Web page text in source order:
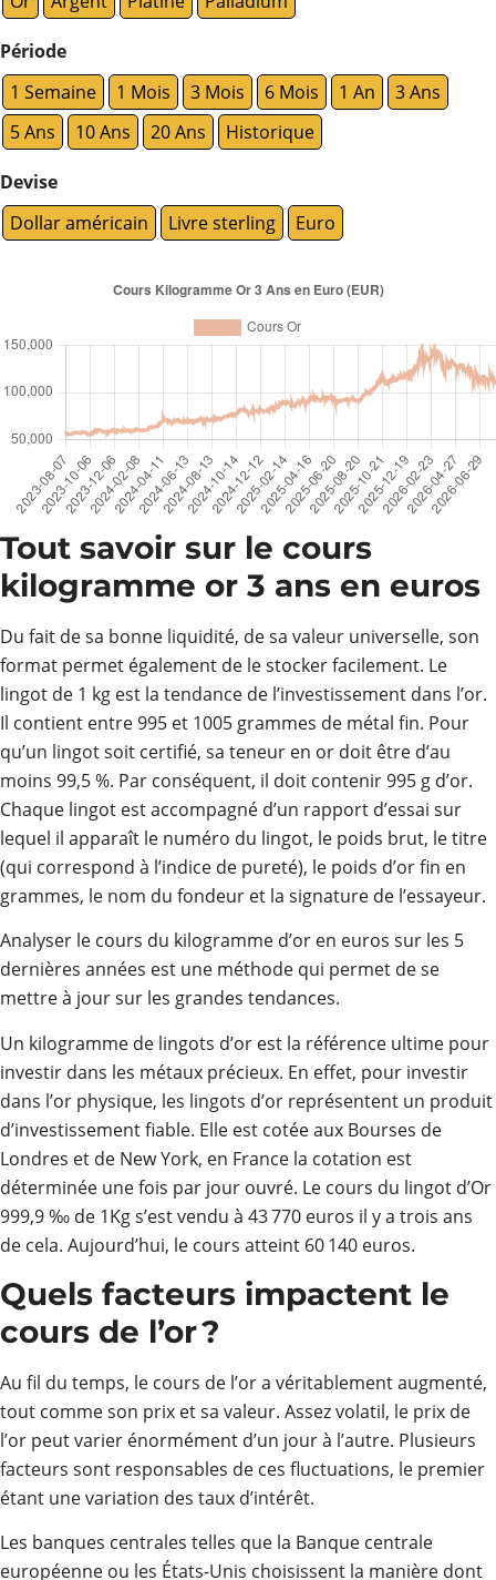
Période
1 Semaine
1 Mois 3 Mois 6 Mois 1 An
3 Ans
5 Ans
10 Ans 20 Ans Historique
Devise
Dollar américain
Livre sterling Euro
Tout savoir sur le cours
kilogramme or 3 ans en euros
Du fait de sa bonne liquidité, de sa valeur universelle, son
format permet également de le stocker facilement. Le
lingot de 1 kg est la tendance de l’investissement dans l’or.
Il contient entre 995 et 1005 grammes de métal fin. Pour
qu’un lingot soit certifié, sa teneur en or doit être d’au
moins 99,5 %. Par conséquent, il doit contenir 995 g d’or.
Chaque lingot est accompagné d’un rapport d’essai sur
lequel il apparaît le numéro du lingot, le poids brut, le titre
(qui correspond à l’indice de pureté), le poids d’or fin en
grammes, le nom du fondeur et la signature de l’essayeur.
Analyser le cours du kilogramme d’or en euros sur les 5
dernières années est une méthode qui permet de se
mettre à jour sur les grandes tendances.
Un kilogramme de lingots d’or est la référence ultime pour
investir dans les métaux précieux. En effet, pour investir
dans l’or physique, les lingots d’or représentent un produit
d’investissement fiable. Elle est cotée aux Bourses de
Londres et de New York, en France la cotation est
déterminée une fois par jour ouvré. Le cours du lingot d’Or
999,9 ‰ de 1Kg s’est vendu à 43 770 euros il y a trois ans
de cela. Aujourd’hui, le cours atteint 60 140 euros.
Quels facteurs impactent le
cours de l’or ?
Au fil du temps, le cours de l’or a véritablement augmenté,
tout comme son prix et sa valeur. Assez volatil, le prix de
l’or peut varier énormément d’un jour à l’autre. Plusieurs
facteurs sont responsables de ces fluctuations, le premier
étant une variation des taux d’intérêt.
Les banques centrales telles que la Banque centrale
européenne ou les États-Unis choisissent la manière dont